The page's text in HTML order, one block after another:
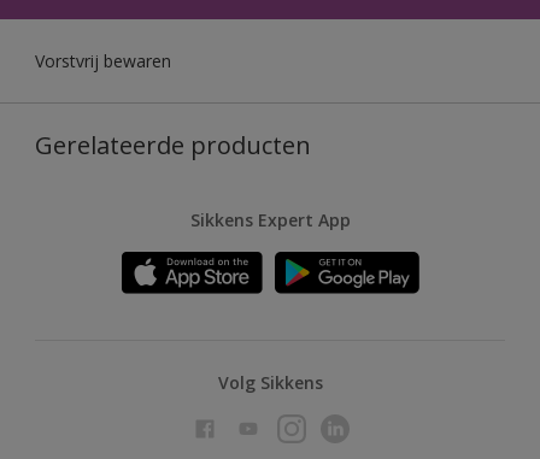
Vorstvrij bewaren
Gerelateerde producten
Sikkens Expert App
Volg Sikkens